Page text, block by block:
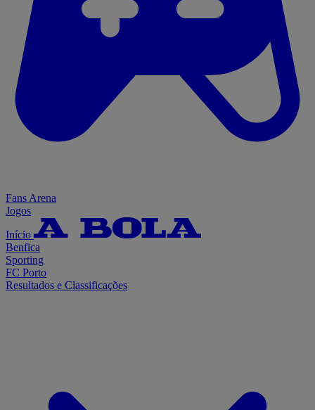
Fans Arena
Jogos
Início
Benfica
Sporting
FC Porto
Resultados e Classificações